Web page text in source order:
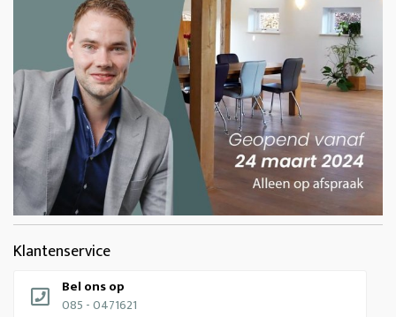
Klantenservice
Bel ons op
085 - 0471621